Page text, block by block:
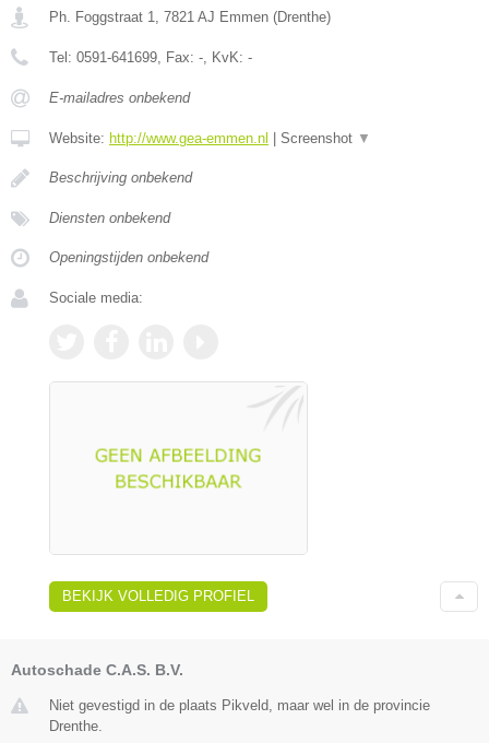
Ph. Foggstraat 1, 7821 AJ Emmen (Drenthe)
Tel: 0591-641699, Fax: -, KvK: -
E-mailadres onbekend
Website: http://www.gea-emmen.nl Screenshot ▼
Beschrijving onbekend
Diensten onbekend
Openingstijden onbekend
Sociale media:
BEKIJK VOLLEDIG PROFIEL
Autoschade C.A.S. B.V.
Niet gevestigd in de plaats Pikveld, maar wel in de provincie
Drenthe.